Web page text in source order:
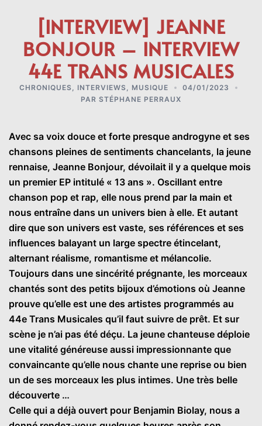
[INTERVIEW] JEANNE
BONJOUR – INTERVIEW
44E TRANS MUSICALES
CHRONIQUES INTERVIEWS MUSIQUE
04/01/2023
PAR STÉPHANE PERRAUX
Avec sa voix douce et forte presque androgyne et ses
chansons pleines de sentiments chancelants, la jeune
rennaise, Jeanne Bonjour, dévoilait il y a quelque mois
un premier EP intitulé « 13 ans ». Oscillant entre
chanson pop et rap, elle nous prend par la main et
nous entraîne dans un univers bien à elle. Et autant
dire que son univers est vaste, ses références et ses
influences balayant un large spectre étincelant,
alternant réalisme, romantisme et mélancolie.
Toujours dans une sincérité prégnante, les morceaux
chantés sont des petits bijoux d’émotions où Jeanne
prouve qu’elle est une des artistes programmés au
44e Trans Musicales qu’il faut suivre de prêt. Et sur
scène je n’ai pas été déçu. La jeune chanteuse déploie
une vitalité généreuse aussi impressionnante que
convaincante qu’elle nous chante une reprise ou bien
un de ses morceaux les plus intimes. Une très belle
découverte …
Celle qui a déjà ouvert pour Benjamin Biolay, nous a